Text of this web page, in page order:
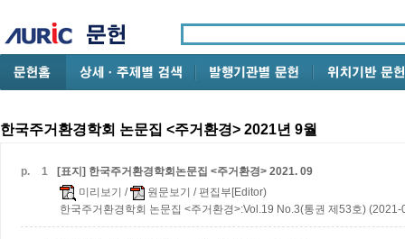
한국주거환경학회 논문집 <주거환경> 2021년 9월
p. 1
[표지] 한국주거환경학회논문집 <주거환경> 2021. 09
미리보기 / 원문보기 / 편집부[Editor)
한국주거환경학회 논문집 <주거환경>:Vol.19 No.3(통권 제53호) (2021-